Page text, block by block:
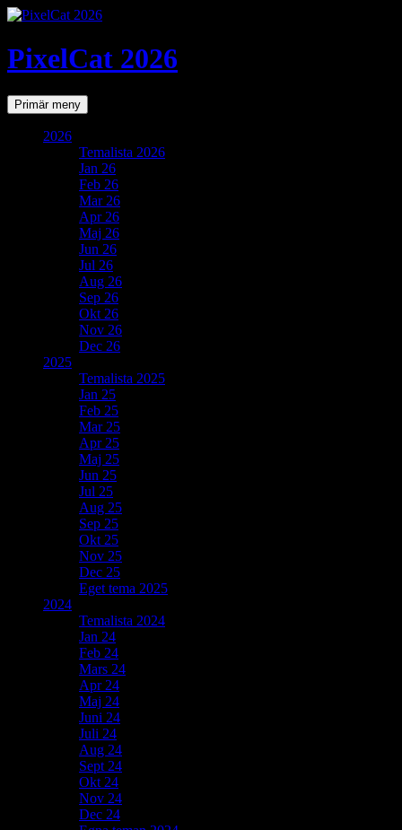
PixelCat 2026
SökPrimär meny Gå
till
2026
Temalista 2026
Jan 26
Feb 26
Mar 26
Apr 26
Maj 26
Jun 26
Jul 26
Aug 26
Sep 26
Okt 26
Nov 26
Dec 26
2025
Temalista 2025
Jan 25
Feb 25
Mar 25
Apr 25
Maj 25
Jun 25
Jul 25
Aug 25
Sep 25
Okt 25
Nov 25
Dec 25
Eget tema 2025
2024
Temalista 2024
Jan 24
Feb 24
Mars 24
Apr 24
Maj 24
Juni 24
Juli 24
Aug 24
Sept 24
Okt 24
Nov 24
Dec 24